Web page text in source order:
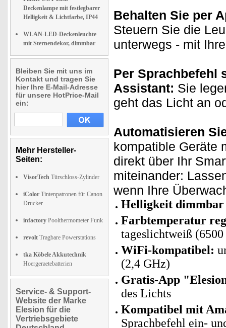
Deckenlampe mit festlegbarer
Helligkeit & Lichtfarbe, IP44
WLAN-LED-Deckenleuchte
mit Sternendekor, dimmbar
Bleiben Sie mit uns im
Kontakt und tragen Sie
hier Ihre E-Mail-Adresse
für unsere HotPrice-Mail
ein:
Mehr Hersteller-
Seiten:
VisorTech Türschloss-Zylinder
iColor Tintenpatronen für Canon
Drucker
infactory Poolthermometer Funk
revolt Tragbare Powerstations
tka Köbele Akkutechnik
Hoergeraetebatterien
Service- & Support-
Website der Marke
Elesion für die
Vertriebsgebiete
Behalten Sie per
Steuern Sie die
unterwegs - mit
Per Sprachbefehl
Assistant: Sie
geht das Licht an
Automatisieren
kompatible Geräte
direkt über Ihr
miteinander:
wenn Ihre
Helligkeit dimmbar
Farbtemperatur
tageslichtweiß
WiFi-kompatibel:
(2,4 GHz)
Gratis-App
des Lichts
Kompatibel mit
Sprachbefehl ein-